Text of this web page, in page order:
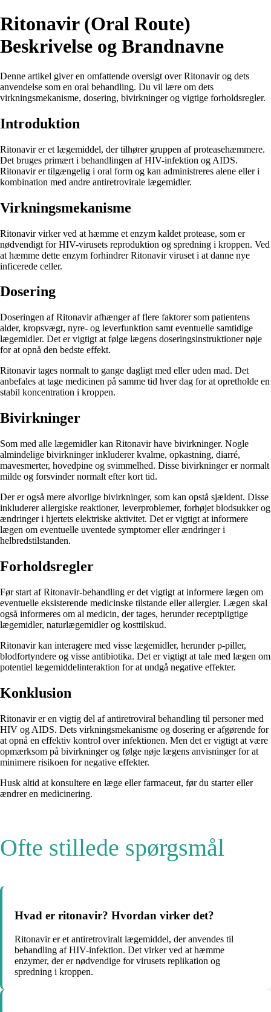
Ritonavir (Oral Route)
Beskrivelse og Brandnavne
Denne artikel giver en omfattende oversigt over Ritonavir og dets
anvendelse som en oral behandling. Du vil lære om dets
virkningsmekanisme, dosering, bivirkninger og vigtige forholdsregler.
Introduktion
Ritonavir er et lægemiddel, der tilhører gruppen af ​​proteasehæmmere.
Det bruges primært i behandlingen af ​​HIV-infektion og AIDS.
Ritonavir er tilgængelig i oral form og kan administreres alene eller i
kombination med andre antiretrovirale lægemidler.
Virkningsmekanisme
Ritonavir virker ved at hæmme et enzym kaldet protease, som er
nødvendigt for HIV-virusets reproduktion og spredning i kroppen. Ved
at hæmme dette enzym forhindrer Ritonavir viruset i at danne nye
inficerede celler.
Dosering
Doseringen af ​​Ritonavir afhænger af flere faktorer som patientens
alder, kropsvægt, nyre- og leverfunktion samt eventuelle samtidige
lægemidler. Det er vigtigt at følge lægens doseringsinstruktioner nøje
for at opnå den bedste effekt.
Ritonavir tages normalt to gange dagligt med eller uden mad. Det
anbefales at tage medicinen på samme tid hver dag for at opretholde en
stabil koncentration i kroppen.
Bivirkninger
Som med alle lægemidler kan Ritonavir have bivirkninger. Nogle
almindelige bivirkninger inkluderer kvalme, opkastning, diarré,
mavesmerter, hovedpine og svimmelhed. Disse bivirkninger er normalt
milde og forsvinder normalt efter kort tid.
Der er også mere alvorlige bivirkninger, som kan opstå sjældent. Disse
inkluderer allergiske reaktioner, leverproblemer, forhøjet blodsukker og
ændringer i hjertets elektriske aktivitet. Det er vigtigt at informere
lægen om eventuelle uventede symptomer eller ændringer i
helbredstilstanden.
Forholdsregler
Før start af Ritonavir-behandling er det vigtigt at informere lægen om
eventuelle eksisterende medicinske tilstande eller allergier. Lægen skal
også informeres om al medicin, der tages, herunder receptpligtige
lægemidler, naturlægemidler og kosttilskud.
Ritonavir kan interagere med visse lægemidler, herunder p-piller,
blodfortyndere og visse antibiotika. Det er vigtigt at tale med lægen om
potentiel lægemiddelinteraktion for at undgå negative effekter.
Konklusion
Ritonavir er en vigtig del af antiretroviral behandling til personer med
HIV og AIDS. Dets virkningsmekanisme og dosering er afgørende for
at opnå en effektiv kontrol over infektionen. Men det er vigtigt at være
opmærksom på bivirkninger og følge nøje lægens anvisninger for at
minimere risikoen for negative effekter.
Husk altid at konsultere en læge eller farmaceut, før du starter eller
ændrer en medicinering.
Ofte stillede spørgsmål
Hvad er ritonavir? Hvordan virker det?
Ritonavir er et antiretroviralt lægemiddel, der anvendes til
behandling af HIV-infektion. Det virker ved at hæmme
enzymer, der er nødvendige for virusets replikation og
spredning i kroppen.